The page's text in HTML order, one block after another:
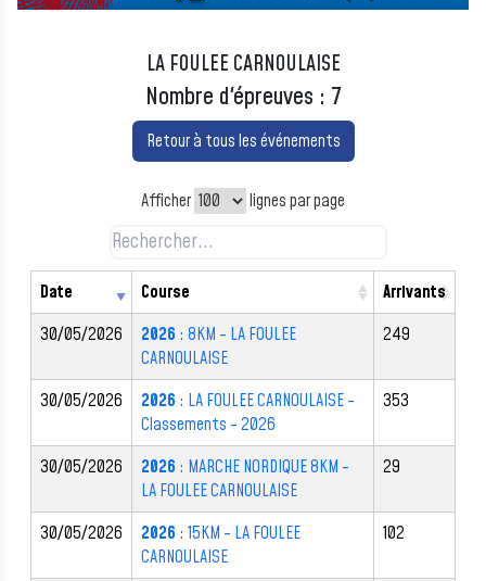
LA FOULEE CARNOULAISE
Nombre d'épreuves : 7
Retour à tous les événements
Afficher lignes par page
Date Course
Arrivants
30/05/2026
2026 : 8KM - LA FOULEE
CARNOULAISE
249
30/05/2026 2026 : LA FOULEE CARNOULAISE -
Classements - 2026
353
30/05/2026 2026 : MARCHE NORDIQUE 8KM -
LA FOULEE CARNOULAISE
29
30/05/2026 2026 : 15KM - LA FOULEE
CARNOULAISE
102